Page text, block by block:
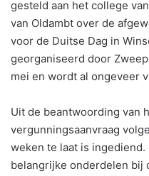
gesteld aan het college
van Oldambt over de
voor de Duitse Dag in
georganiseerd door
mei en wordt al ongeveer
Uit de beantwoording van
vergunningsaanvraag
weken te laat is
belangrijke onderdelen bij